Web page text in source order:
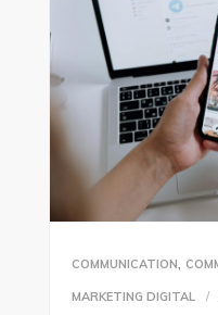
COMMUNICATION,
MARKETING DIGITAL